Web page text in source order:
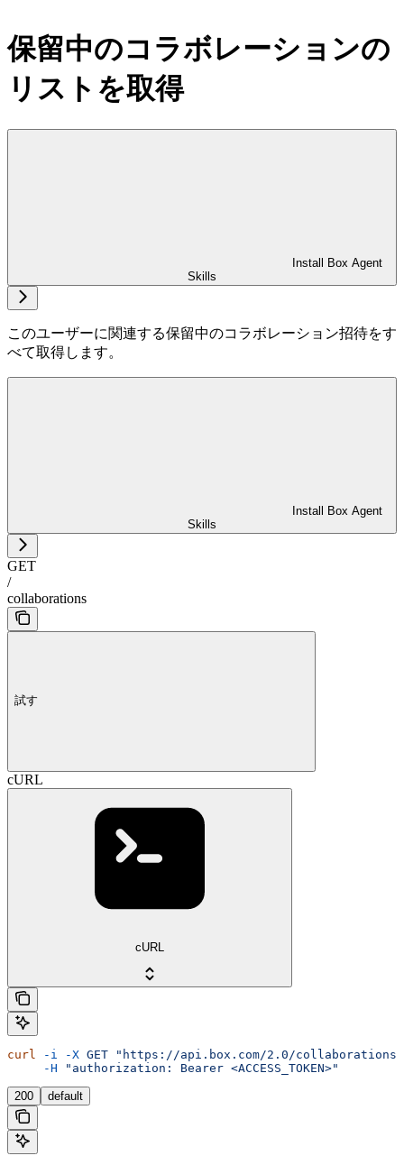
保留中のコラボレーションの
リストを取得
Install Box Agent
Skills
このユーザーに関連する保留中のコラボレーション招待をす
べて取得します。
Install Box Agent
Skills
GET
/
collaborations
試す
cURL
cURL
curl -i -X GET "https://api.box.com/2.0/
     -H
"authorization: Bearer <ACCESS_TOKEN>"
200 default